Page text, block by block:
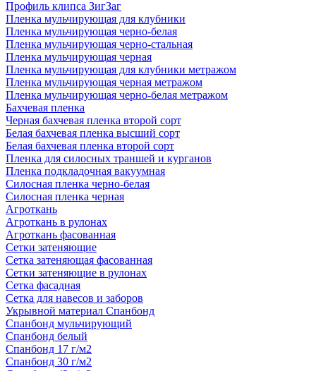
Профиль клипса ЗигЗаг
Пленка мульчирующая для клубники
Пленка мульчирующая черно-белая
Пленка мульчирующая черно-стальная
Пленка мульчирующая черная
Пленка мульчирующая для клубники метражом
Пленка мульчирующая черная метражом
Пленка мульчирующая черно-белая метражом
Бахчевая пленка
Черная бахчевая пленка второй сорт
Белая бахчевая пленка высший сорт
Белая бахчевая пленка второй сорт
Пленка для силосных траншей и курганов
Пленка подкладочная вакуумная
Силосная пленка черно-белая
Силосная пленка черная
Агроткань
Агроткань в рулонах
Агроткань фасованная
Сетки затеняющие
Сетка затеняющая фасованная
Сетки затеняющие в рулонах
Сетка фасадная
Сетка для навесов и заборов
Укрывной материал Спанбонд
Спанбонд мульчирующий
Спанбонд белый
Спанбонд 17 г/м2
Спанбонд 30 г/м2